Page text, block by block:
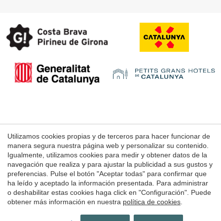
Aviso Legal
Condiciones de uso de la web
Política de Cookies
© 1998 - 2026
Grans Hotels de Catalunya
Utilizamos cookies propias y de terceros para hacer funcionar de
manera segura nuestra página web y personalizar su contenido.
Igualmente, utilizamos cookies para medir y obtener datos de la
navegación que realiza y para ajustar la publicidad a sus gustos y
preferencias. Pulse el botón "Aceptar todas" para confirmar que
ha leído y aceptado la información presentada. Para administrar
o deshabilitar estas cookies haga click en "Configuración". Puede
obtener más información en nuestra política de cookies